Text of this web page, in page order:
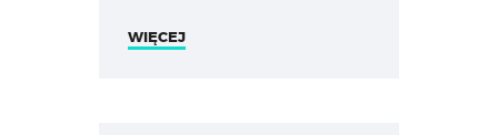
WIĘCEJ